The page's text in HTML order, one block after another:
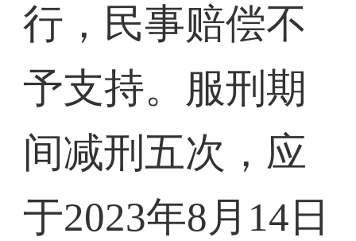
行，民事赔偿不
予支持。服刑期
间减刑五次，应
于2023年8月14日